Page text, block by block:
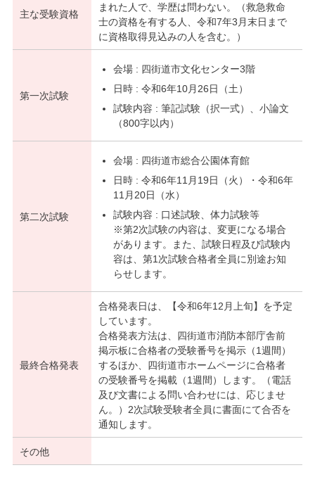
主な受験資格
まれた人で、学歴は問わない。（救急救命
士の資格を有する人、令和7年3月末日まで
に資格取得見込みの人を含む。）
第一次試験
会場 : 四街道市文化センター3階
日時 : 令和6年10月26日（土）
試験内容 : 筆記試験（択一式）、小論文
（800字以内）
第二次試験
会場 : 四街道市総合公園体育館
日時 : 令和6年11月19日（火）・令和6年
11月20日（水）
試験内容 : 口述試験、体力試験等
※第2次試験の内容は、変更になる場合
があります。また、試験日程及び試験内
容は、第1次試験合格者全員に別途お知
らせします。
最終合格発表
合格発表日は、【令和6年12月上旬】を予定
しています。
合格発表方法は、四街道市消防本部庁舎前
掲示板に合格者の受験番号を掲示（1週間）
するほか、四街道市ホームページに合格者
の受験番号を掲載（1週間）します。（電話
及び文書による問い合わせには、応じませ
ん。）2次試験受験者全員に書面にて合否を
通知します。
その他